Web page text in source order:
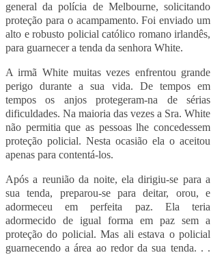
general da polícia de Melbourne, solicitando
proteção para o acampamento. Foi enviado um
alto e robusto policial católico romano irlandês,
para guarnecer a tenda da senhora White.
A irmã White muitas vezes enfrentou grande
perigo durante a sua vida. De tempos em
tempos os anjos protegeram-na de sérias
dificuldades. Na maioria das vezes a Sra. White
não permitia que as pessoas lhe concedessem
proteção policial. Nesta ocasião ela o aceitou
apenas para contentá-los.
Após a reunião da noite, ela dirigiu-se para a
sua tenda, preparou-se para deitar, orou, e
adormeceu em perfeita paz. Ela teria
adormecido de igual forma em paz sem a
proteção do policial. Mas ali estava o policial
guarnecendo a área ao redor da sua tenda. . .